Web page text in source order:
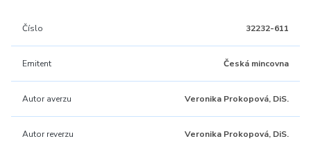
Číslo 32232-611
Emitent Česká mincovna
Autor averzu Veronika Prokopová, DiS.
Autor reverzu Veronika Prokopová, DiS.